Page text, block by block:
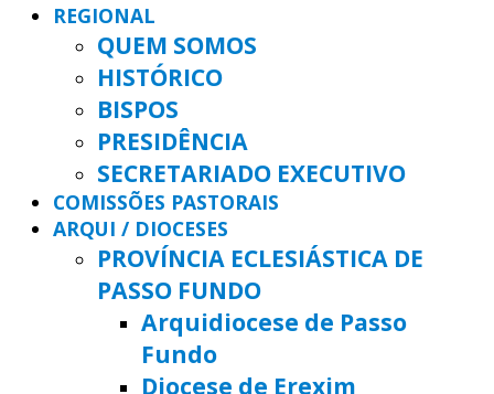
REGIONAL
QUEM SOMOS
HISTÓRICO
BISPOS
PRESIDÊNCIA
SECRETARIADO EXECUTIVO
COMISSÕES PASTORAIS
ARQUI / DIOCESES
PROVÍNCIA ECLESIÁSTICA DE
PASSO FUNDO
Arquidiocese de Passo
Fundo
Diocese de Erexim